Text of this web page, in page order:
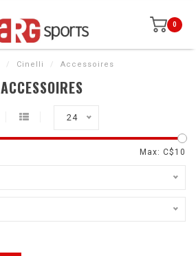
0
/ Cinelli / Accessoires
ACCESSOIRES
24
Max: C$ 10